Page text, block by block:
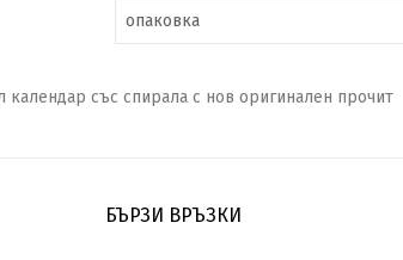
опаковка
календар със спирала с нов оригинален прочит
БЪРЗИ ВРЪЗКИ